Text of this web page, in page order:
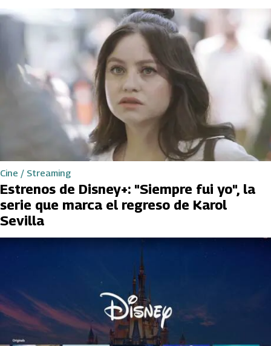
Cine / Streaming
Estrenos de Disney+: "Siempre fui yo", la
serie que marca el regreso de Karol
Sevilla